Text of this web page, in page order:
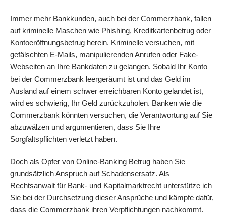
Immer mehr Bankkunden, auch bei der Commerzbank, fallen
auf kriminelle Maschen wie Phishing, Kreditkartenbetrug oder
Kontoeröffnungsbetrug herein. Kriminelle versuchen, mit
gefälschten E-Mails, manipulierenden Anrufen oder Fake-
Webseiten an Ihre Bankdaten zu gelangen. Sobald Ihr Konto
bei der Commerzbank leergeräumt ist und das Geld im
Ausland auf einem schwer erreichbaren Konto gelandet ist,
wird es schwierig, Ihr Geld zurückzuholen. Banken wie die
Commerzbank könnten versuchen, die Verantwortung auf Sie
abzuwälzen und argumentieren, dass Sie Ihre
Sorgfaltspflichten verletzt haben.
Doch als Opfer von Online-Banking Betrug haben Sie
grundsätzlich Anspruch auf Schadensersatz. Als
Rechtsanwalt für Bank- und Kapitalmarktrecht unterstütze ich
Sie bei der Durchsetzung dieser Ansprüche und kämpfe dafür,
dass die Commerzbank ihren Verpflichtungen nachkommt.